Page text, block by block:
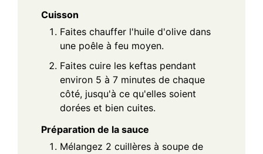
Cuisson
Faites chauffer l'huile d'olive dans
une poêle à feu moyen.
Faites cuire les keftas pendant
environ 5 à 7 minutes de chaque
côté, jusqu'à ce qu'elles soient
dorées et bien cuites.
Préparation de la sauce
Mélangez 2 cuillères à soupe de